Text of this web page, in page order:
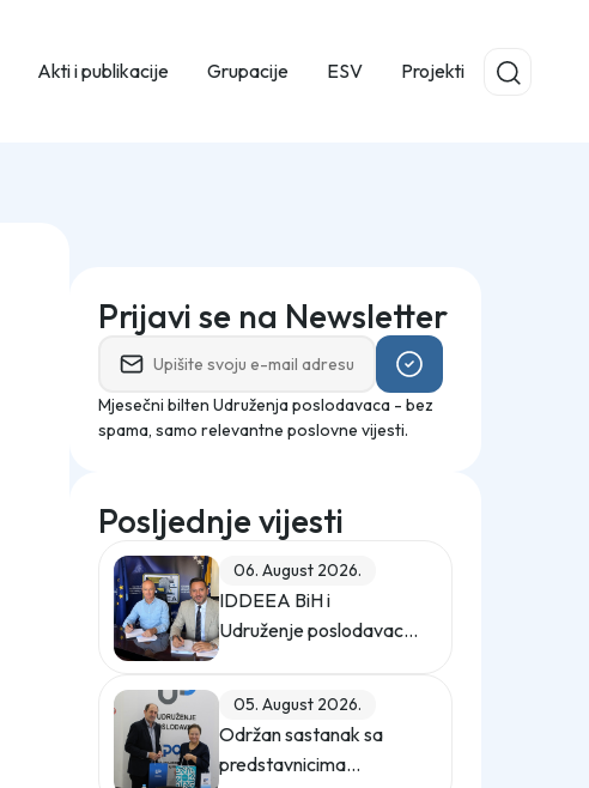
Akti i publikacije Grupacije ESV Projekti
Prijavi se na Newsletter
Mjesečni bilten Udruženja poslodavaca - bez
spama, samo relevantne poslovne vijesti.
Posljednje vijesti
06. August 2026.
IDDEEA BiH i
Udruženje poslodavaca
o saradnji
05. August 2026.
Održan sastanak sa
predstavnicima